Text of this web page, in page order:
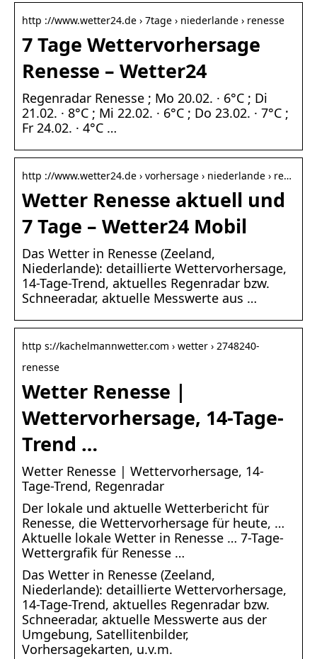
http ://www.wetter24.de › 7tage › niederlande › renesse
7 Tage Wettervorhersage
Renesse – Wetter24
Regenradar Renesse ; Mo 20.02. · 6°C ; Di
21.02. · 8°C ; Mi 22.02. · 6°C ; Do 23.02. · 7°C ;
Fr 24.02. · 4°C …
http ://www.wetter24.de › vorhersage › niederlande › re…
Wetter Renesse aktuell und
7 Tage – Wetter24 Mobil
Das Wetter in Renesse (Zeeland,
Niederlande): detaillierte Wettervorhersage,
14-Tage-Trend, aktuelles Regenradar bzw.
Schneeradar, aktuelle Messwerte aus …
http s://kachelmannwetter.com › wetter › 2748240-
renesse
Wetter Renesse |
Wettervorhersage, 14-Tage-
Trend …
Wetter Renesse | Wettervorhersage, 14-
Tage-Trend, Regenradar
Der lokale und aktuelle Wetterbericht für
Renesse, die Wettervorhersage für heute, …
Aktuelle lokale Wetter in Renesse … 7-Tage-
Wettergrafik für Renesse …
Das Wetter in Renesse (Zeeland,
Niederlande): detaillierte Wettervorhersage,
14-Tage-Trend, aktuelles Regenradar bzw.
Schneeradar, aktuelle Messwerte aus der
Umgebung, Satellitenbilder,
Vorhersagekarten, u.v.m.